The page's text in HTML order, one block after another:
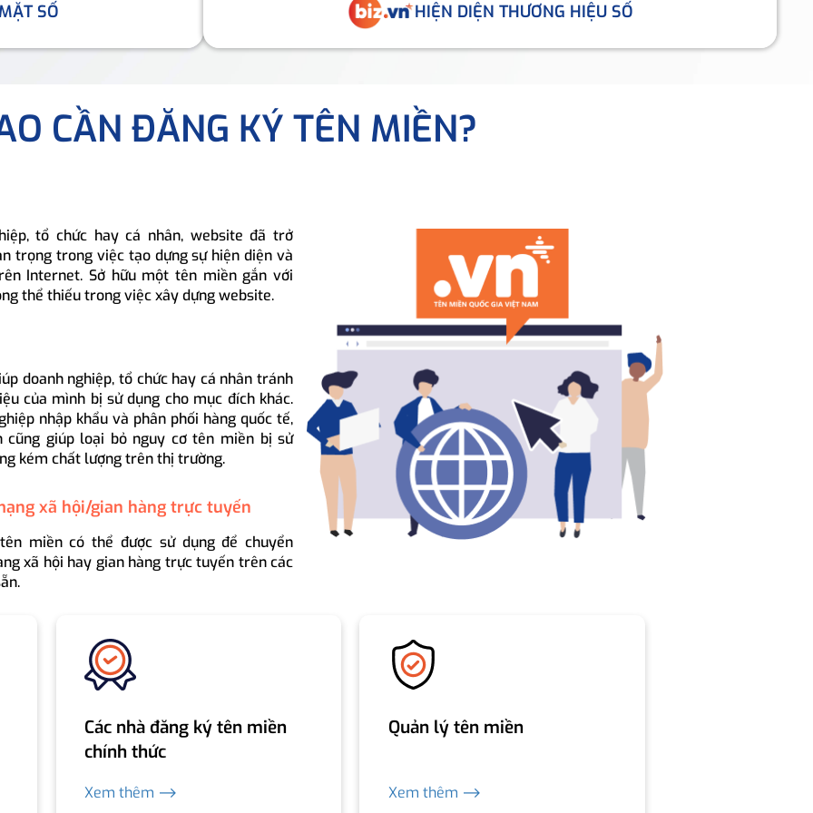
SỐ HIỆN DIỆN THƯƠNG HIỆU SỐ
CẦN ĐĂNG KÝ TÊN MIỀN?
tổ chức hay cá nhân, website đã trở
trọng trong việc tạo dựng sự hiện diện và
Internet. Sở hữu một tên miền gắn với
thể thiếu trong việc xây dựng website.
doanh nghiệp, tổ chức hay cá nhân tránh
của mình bị sử dụng cho mục đích khác.
nhập khẩu và phân phối hàng quốc tế,
cũng giúp loại bỏ nguy cơ tên miền bị sử
kém chất lượng trên thị trường.
xã hội/gian hàng trực tuyến
miền có thể được sử dụng để chuyển
xã hội hay gian hàng trực tuyến trên các
Các nhà đăng ký tên miền
chính thức
Xem thêm ⟶
Quản lý tên miền
Xem thêm ⟶